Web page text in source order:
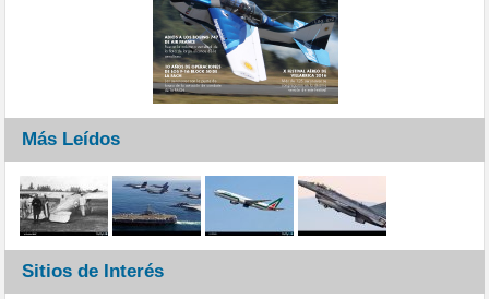
Más Leídos
Sitios de Interés